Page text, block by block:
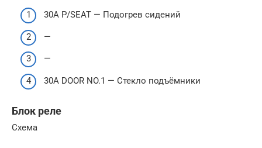
30А P/SEAT — Подогрев сидений
—
—
30А DOOR NO.1 — Стекло подъёмники
Блок реле
Схема